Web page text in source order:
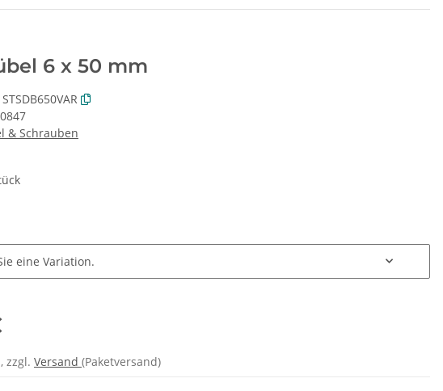
6 x 50 mm
STSDB650VAR
& Schrauben
eine Variation.
zzgl. Versand (Paketversand)